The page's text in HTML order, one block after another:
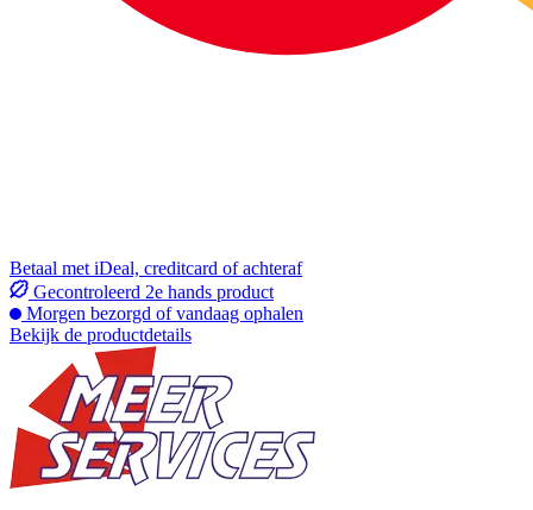
Betaal met iDeal, creditcard of achteraf
Gecontroleerd 2e hands product
Morgen bezorgd of vandaag ophalen
Bekijk de productdetails